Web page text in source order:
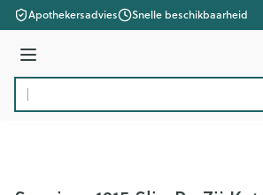
Ga naar de inhoud
Apothekersadvies Snelle beschikbaarheid
Menu
Product, merk, categorie...